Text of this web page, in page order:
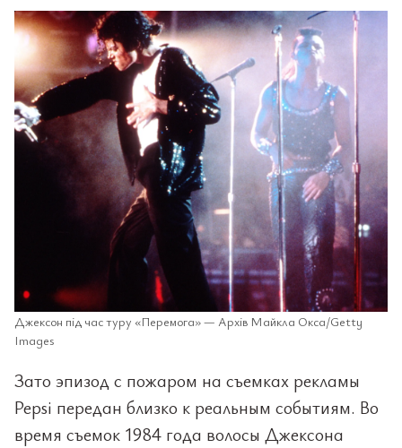
Джексон під час туру «Перемога» — Архів Майкла Окса/Getty
Images
Зато эпизод с пожаром на съемках рекламы
Pepsi передан близко к реальным событиям. Во
время съемок 1984 года волосы Джексона